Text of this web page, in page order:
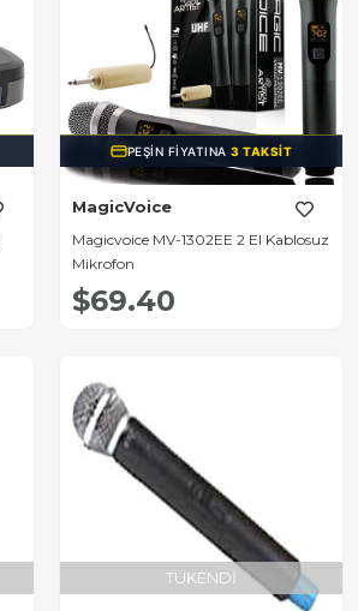
PEŞIN FIYATINA 3 TAKSIT
MagicVoice
Magicvoice MV-1302EE 2 El Kablosuz
Mikrofon
$69.40
TÜKENDI